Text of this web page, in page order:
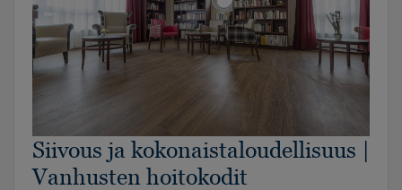
Siivous ja kokonaistaloudellisuus |
Vanhusten hoitokodit